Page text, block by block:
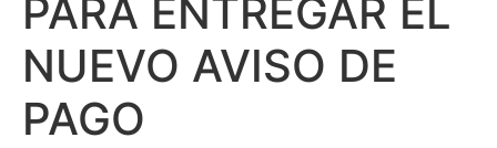
PARA ENTREGAR EL
NUEVO AVISO DE
PAGO